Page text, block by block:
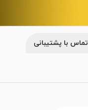
تماس با پشتیبانی